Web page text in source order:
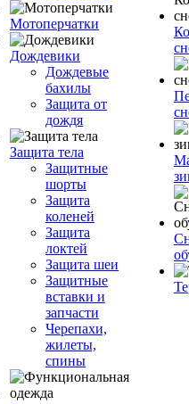
Мотоперчатки
Дождевики
Дождевые
бахилы
Защита от
дождя
Защита тела
Защитные
шорты
Защита
коленей
Защита
локтей
Защита шеи
Защитные
вставки и
запчасти
Черепахи,
жилеты,
спины